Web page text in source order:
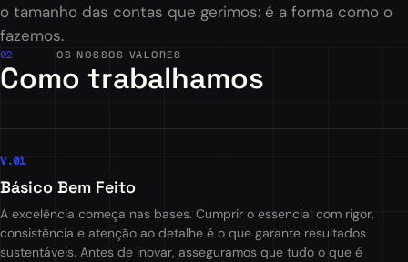
o tamanho das contas que gerimos: é a forma como o
fazemos.
02 OS NOSSOS VALORES
Como trabalhamos
V.01
Básico Bem Feito
A excelência começa nas bases. Cumprir o essencial com rigor,
consistência e atenção ao detalhe é o que garante resultados
sustentáveis. Antes de inovar, asseguramos que tudo o que é